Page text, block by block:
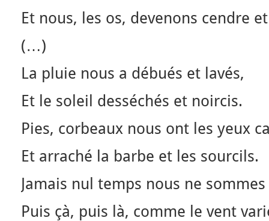
Et nous, les os, devenons cendre
(…)
La pluie nous a débués et lavés,
Et le soleil desséchés et noircis.
Pies, corbeaux nous ont les yeux
Et arraché la barbe et les sourcils.
Jamais nul temps nous ne sommes
Puis çà, puis là, comme le vent